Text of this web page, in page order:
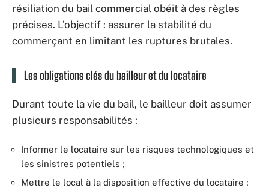
résiliation du bail commercial obéit à des règles
précises. L’objectif : assurer la stabilité du
commerçant en limitant les ruptures brutales.
Les obligations clés du bailleur et du locataire
Durant toute la vie du bail, le bailleur doit assumer
plusieurs responsabilités :
Informer le locataire sur les risques technologiques et
les sinistres potentiels ;
Mettre le local à la disposition effective du locataire ;